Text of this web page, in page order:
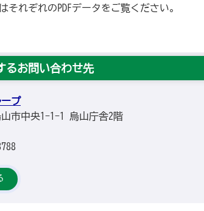
れぞれのPDFデータをご覧ください。
るお問い合わせ先
プ
市中央1-1-1 烏山庁舎2階